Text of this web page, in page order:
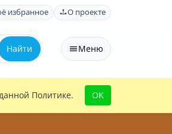
избранное О проекте
Найти Меню
Политике. OK